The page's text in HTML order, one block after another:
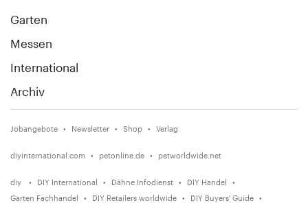
Garten
Messen
International
Archiv
Jobangebote Newsletter Shop Verlag
diyinternational.com petonline.de petworldwide.net
diy DIY International Dähne Infodienst
DIY Handel
Garten Fachhandel
DIY Retailers worldwide DIY Buyers' Guide